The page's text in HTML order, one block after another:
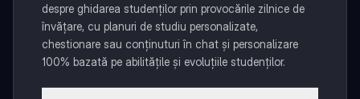
despre ghidarea studenților prin provocările zilnice de
învățare, cu planuri de studiu personalizate,
chestionare sau conținuturi în chat și personalizare
100% bazată pe abilitățile și evoluțiile studenților.